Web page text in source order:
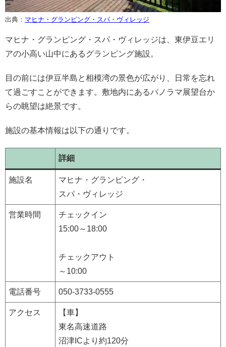
出典： マヒナ・グランピング・スパ・ヴィレッジ
マヒナ・グランピング・スパ・ヴィレッジは、東伊豆エリ
アの小高い山中にあるグランピング施設。
目の前には伊豆半島と相模湾の景色が広がり、日常を忘れ
て過ごすことができます。敷地内にあるパノラマ展望台か
らの眺望は絶景です。
施設の基本情報は以下の通りです。
詳細
施設名
マヒナ・グランピング・
スパ・ヴィレッジ
営業時間
チェックイン
15:00～18:00
チェックアウト
～10:00
電話番号 050-3733-0555
アクセス
【車】
東名高速道路
沼津ICより約120分